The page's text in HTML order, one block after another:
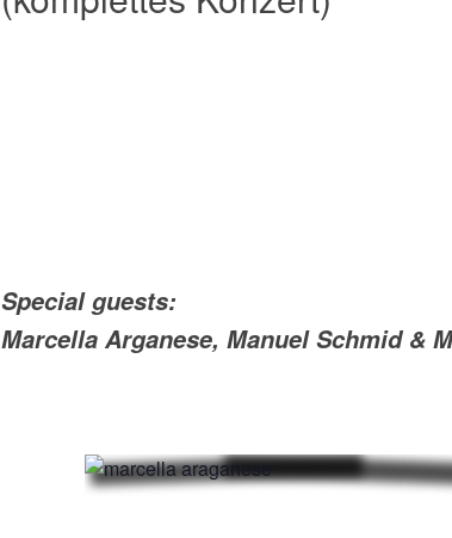
Special guests:
Marcella Arganese, Manuel Schmid &